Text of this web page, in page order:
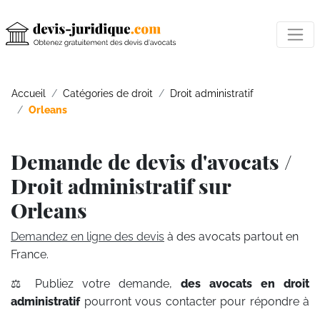
Accueil Catégories de droit
Droit administratif
Orleans
Demande de devis d'avocats /
Droit administratif sur
Orleans
Demandez en ligne des devis à des avocats partout en
France.
⚖️ Publiez votre demande, des avocats en droit
administratifpourront vous contacter pour répondre à